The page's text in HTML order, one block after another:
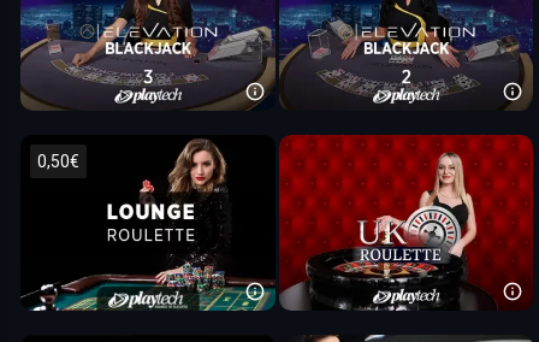
0,50€